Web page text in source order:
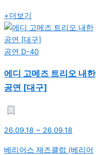
+더보기
공연 D-40
에디 고메즈 트리오 내한
공연 [대구]
26.09.18 ~ 26.09.18
베리어스 재즈클럽 (베리어